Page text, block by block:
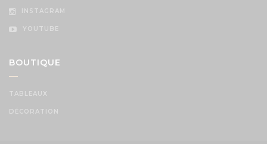
INSTAGRAM
YOUTUBE
BOUTIQUE
TABLEAUX
DÉCORATION